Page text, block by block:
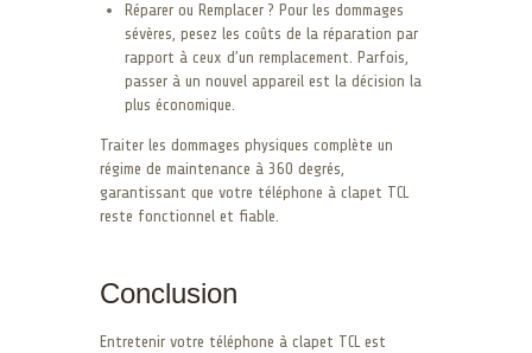
Réparer ou Remplacer ? Pour les dommages
sévères, pesez les coûts de la réparation par
rapport à ceux d’un remplacement. Parfois,
passer à un nouvel appareil est la décision la
plus économique.
Traiter les dommages physiques complète un
régime de maintenance à 360 degrés,
garantissant que votre téléphone à clapet TCL
reste fonctionnel et fiable.
Conclusion
Entretenir votre téléphone à clapet TCL est